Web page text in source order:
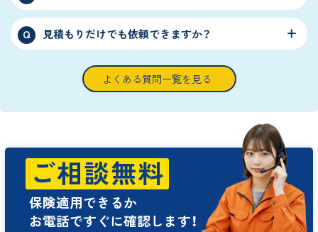
Q 見積もりだけでも依頼できますか？
よくある質問一覧を見る
ご相談無料
保険適用できるか
お電話ですぐに確認します！